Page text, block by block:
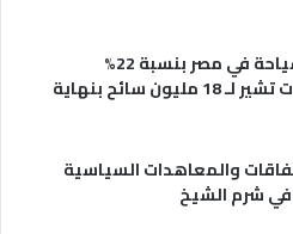
زيادة السياحة في مصر بنسبة 22%
والتوقعات تشير لـ 18 مليون سائح بنهاية
والمعاهدات السياسية
في شرم الشيخ